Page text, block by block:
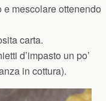
mescolare ottenendo
carta.
d’impasto un po’
in cottura).